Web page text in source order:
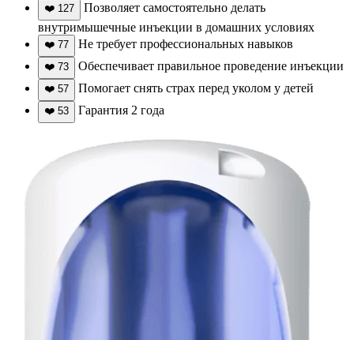
❤️ 127
Позволяет самостоятельно делать
внутримышечные инъекции в домашних условиях
❤️ 77 Не требует профессиональных навыков
❤️ 73 Обеспечивает правильное проведение инъекции
❤️ 57 Помогает снять страх перед уколом у детей
❤️ 53 Гарантия 2 года